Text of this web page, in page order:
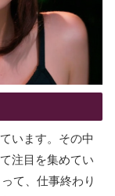
います。その中
注目を集めてい
て、仕事終わり